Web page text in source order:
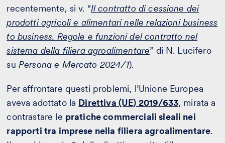
recentemente, si v. “Il contratto di cessione dei
prodotti agricoli e alimentari nelle relazioni business
to business. Regole e funzioni del contratto nel
sistema della filiera agroalimentare” di N. Lucifero
su Persona e Mercato 2024/1).
Per affrontare questi problemi, l’Unione Europea
aveva adottato la Direttiva (UE) 2019/633, mirata a
contrastare le pratiche commerciali sleali nei
rapporti tra imprese nella filiera agroalimentare.